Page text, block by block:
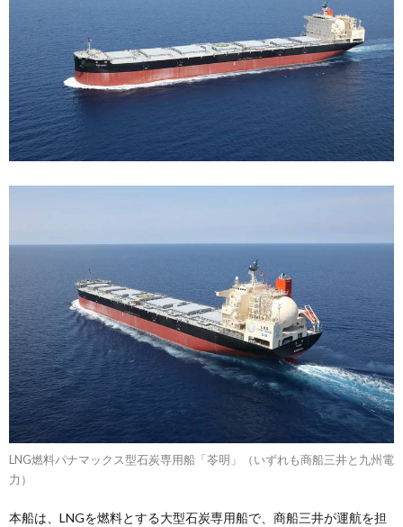
LNG燃料パナマックス型石炭専用船「苓明」（いずれも商船三井と九州電
力）
本船は、LNGを燃料とする大型石炭専用船で、商船三井が運航を担